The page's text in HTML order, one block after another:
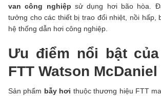
van công nghiệp sử dụng hơi bão hòa.
tưởng cho các thiết bị trao đổi nhiệt, nồi hấp,
hệ thống dẫn hơi công nghiệp.
Ưu điểm nổi bật
FTT Watson McDaniel
Sản phẩm bẫy hơi thuộc thương hiệu FTT